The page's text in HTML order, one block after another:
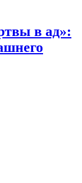
в ад»: